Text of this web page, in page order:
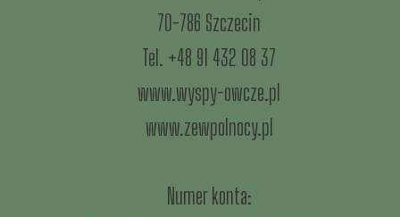
70-786 Szczecin
Tel. +48 91 432 08 37
www.wyspy-owcze.pl
www.zewpolnocy.pl
Numer konta: